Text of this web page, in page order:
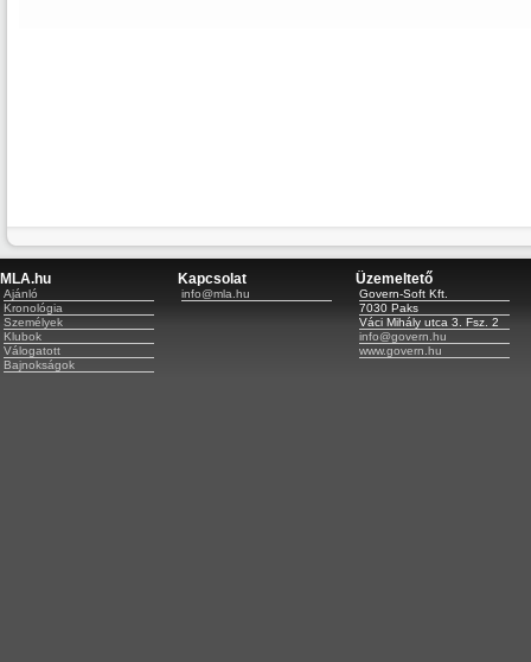
MLA.hu
Ajánló
Kronológia
Személyek
Klubok
Válogatott
Bajnokságok
Kapcsolat
info@mla.hu
Üzemeltető
Govern-Soft Kft.
7030 Paks
Váci Mihály utca 3. Fsz. 2
info@govern.hu
www.govern.hu